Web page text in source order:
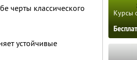
черты классического
устойчивые
Курсы